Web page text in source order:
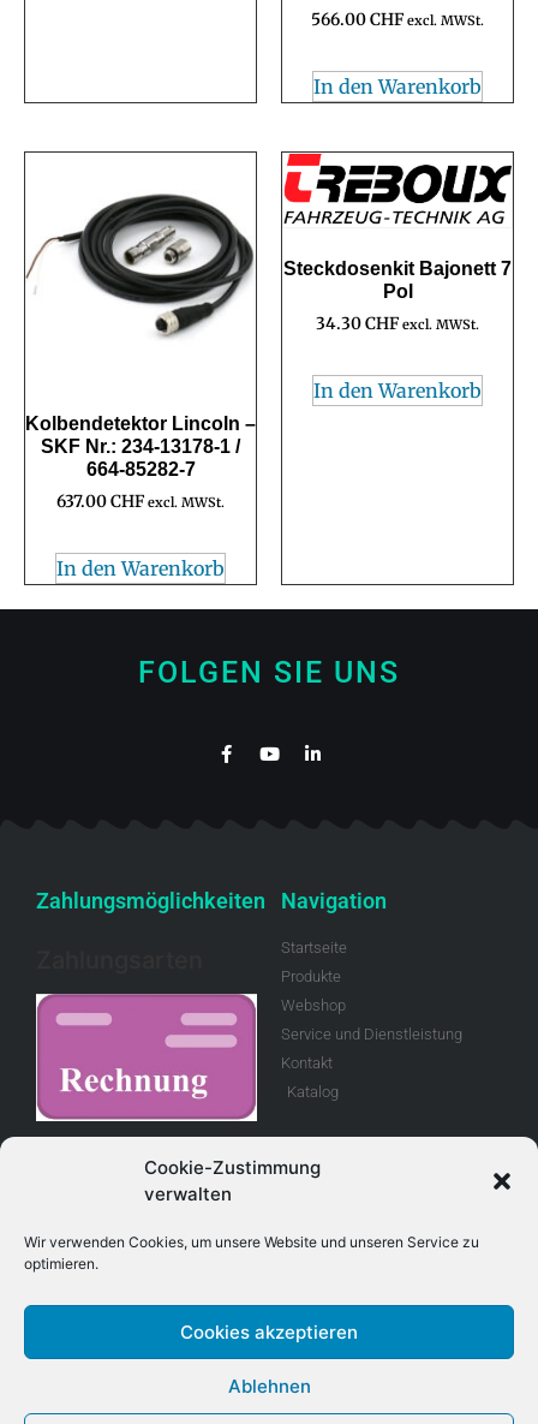
Cookie-Zustimmung
verwalten
Wir verwenden Cookies, um unsere Website und unseren Service zu
optimieren.
Cookies akzeptieren
Ablehnen
566.00CHF excl. MWSt.
In den Warenkorb
Kolbendetektor Lincoln –
SKF Nr.: 234-13178-1 /
664-85282-7
637.00CHF excl. MWSt.
In den Warenkorb
Steckdosenkit Bajonett 7
Pol
34.30CHF excl. MWSt.
In den Warenkorb
FOLGEN SIE UNS
Zahlungsmöglichkeiten
Geschäftsbedingungen
Retouren
Navigation
Startseite
Produkte
Webshop
Service und Dienstleistung
Kontakt
Katalog
Adresse
Treboux Fahrzeug - Technik AG
Kontakt